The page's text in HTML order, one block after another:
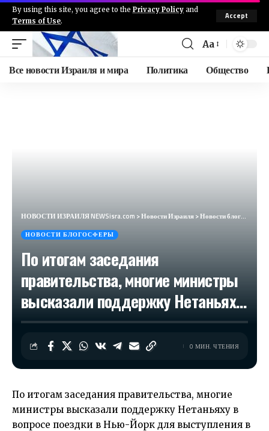
By using this site, you agree to the Privacy Policy and
Terms of Use.
Accept
Aa
Все новости Израиля и мира Политика Общество
НОВОСТИ ИЗРАИЛЯ NEWSisra.com >Новости Израиля>Новости блогосферы
НОВОСТИ БЛОГОСФЕРЫ
По итогам заседания
правительства, многие министры
высказали поддержку Нетаньях…
0 МИН. ЧТЕНИЯ
По итогам заседания правительства, многие
министры высказали поддержку Нетаньяху в
вопросе поездки в Нью-Йорк для выступления в